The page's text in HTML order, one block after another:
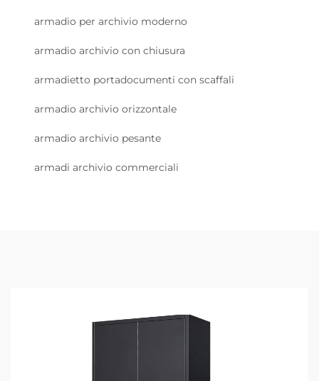
armadio per archivio moderno
armadio archivio con chiusura
armadietto portadocumenti con scaffali
armadio archivio orizzontale
armadio archivio pesante
armadi archivio commerciali